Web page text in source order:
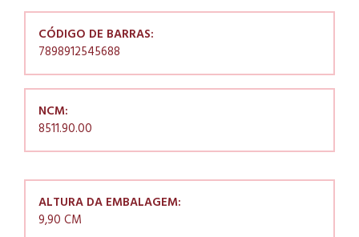
CÓDIGO DE BARRAS:
7898912545688
NCM:
8511.90.00
ALTURA DA EMBALAGEM:
9,90 CM